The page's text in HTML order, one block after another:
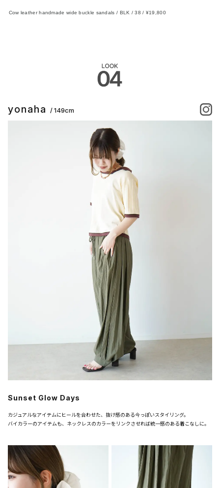
Cow leather handmade wide buckle sandals / BLK / 38 / ¥19,800
yonaha / 149cm
Sunset Glow Days
カジュアルなアイテムにヒールを合わせた、抜け感のある今っぽいスタイリング。
バイカラーのアイテムも、ネックレスのカラーをリンクさせれば統一感のある着こなしに。